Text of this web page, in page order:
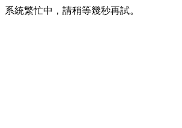
系統繁忙中，請稍等幾秒再試。